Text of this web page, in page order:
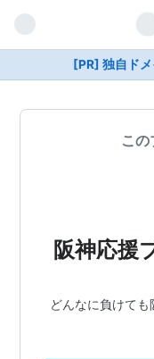
[PR] 独自ド
こ
阪神応援
どんなに負けて